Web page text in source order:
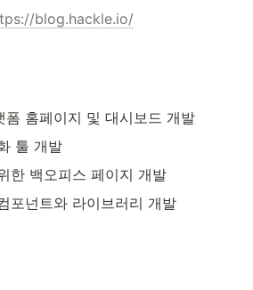
blog.hackle.io/
폼 홈페이지 및 대시보드 개발
툴 개발
한 백오피스 페이지 개발
포넌트와 라이브러리 개발